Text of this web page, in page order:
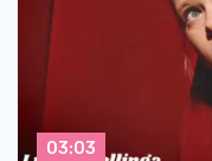
03:03